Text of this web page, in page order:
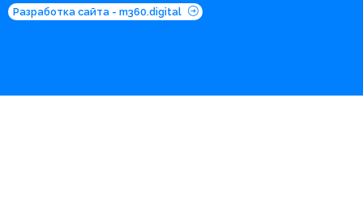
Разработка сайта - m360.digital